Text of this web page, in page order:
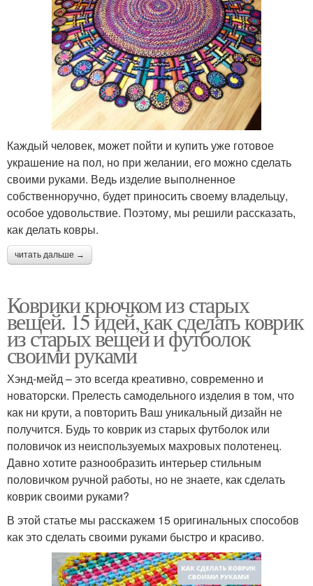
Каждый человек, может пойти и купить уже готовое
украшение на пол, но при желании, его можно сделать
своими руками. Ведь изделие выполненное
собственноручно, будет приносить своему владельцу,
особое удовольствие. Поэтому, мы решили рассказать,
как делать ковры.
читать дальше →
Коврики крючком из старых
вещей. 15 идей, как сделать коврик
из старых вещей и футболок
своими руками
Хэнд-мейд – это всегда креативно, современно и
новаторски. Прелесть самодельного изделия в том, что
как ни крути, а повторить Ваш уникальный дизайн не
получится. Будь то коврик из старых футболок или
половичок из неиспользуемых махровых полотенец.
Давно хотите разнообразить интерьер стильным
половичком ручной работы, но не знаете, как сделать
коврик своими руками?
В этой статье мы расскажем 15 оригинальных способов
как это сделать своими руками быстро и красиво.